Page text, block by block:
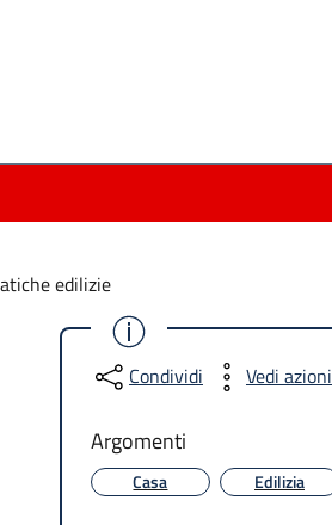
edilizie
Condividi Vedi azioni
Argomenti
Casa Edilizia